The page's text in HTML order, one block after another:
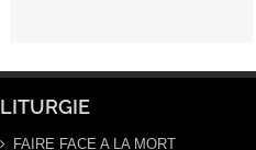
LITURGIE
FAIRE FACE A LA MORT